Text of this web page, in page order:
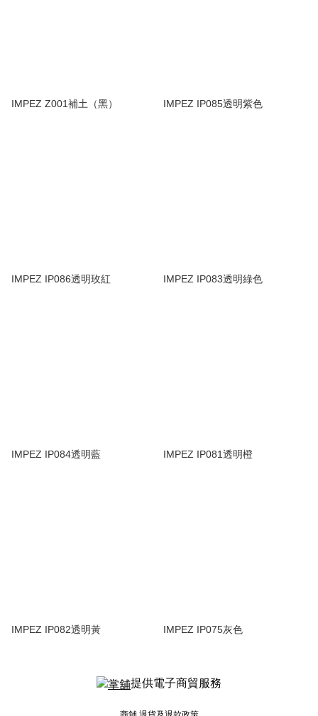
IMPEZ Z001補土（黑） IMPEZ IP085透明紫色
IMPEZ IP086透明玫紅 IMPEZ IP083透明綠色
IMPEZ IP084透明藍 IMPEZ IP081透明橙
IMPEZ IP082透明黃 IMPEZ IP075灰色
提供電子商貿服務